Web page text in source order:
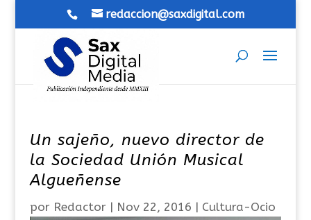
redaccion@saxdigital.com
Un sajeño, nuevo director de
la Sociedad Unión Musical
Algueñense
por Redactor| Nov 22, 2016 | Cultura-Ocio